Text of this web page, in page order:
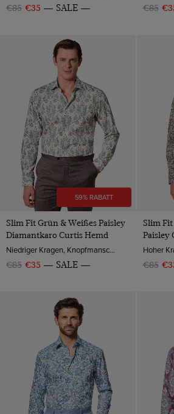
€85 €35 SALE
€85
59% RABATT
Slim Fit Grün & Weißes Paisley
Diamantkaro Curtis Hemd
Niedriger Kragen, Knopfmanschette, Baumwolle
€85 €35 SALE
Slim
Paisley
€85